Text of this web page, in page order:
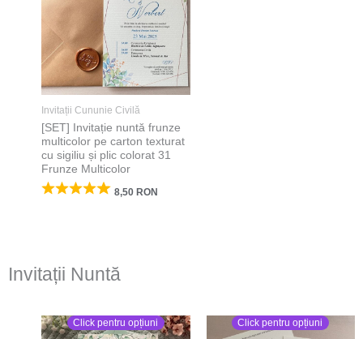
Invitații Cununie Civilă
[SET] Invitație nuntă frunze
multicolor pe carton texturat
cu sigiliu și plic colorat 31
Frunze Multicolor
8,50 RON
Invitații Nuntă
Click pentru opțiuni Click pentru opțiuni